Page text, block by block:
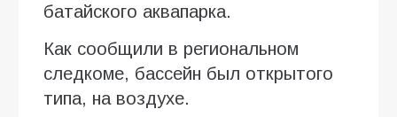
батайского аквапарка.
Как сообщили в региональном
следкоме, бассейн был открытого
типа, на воздухе.